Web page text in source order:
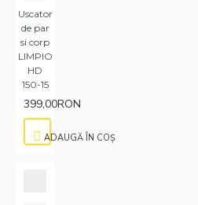
Uscator
de par
si corp
LIMPIO
HD
150-15
399,00RON
ADAUGĂ ÎN COŞ